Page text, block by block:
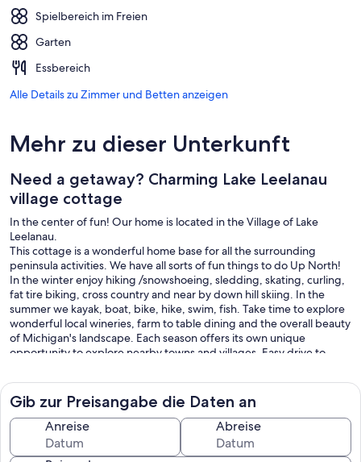
Spielbereich im Freien
Garten
Essbereich
Alle Details zu Zimmer und Betten anzeigen
Mehr zu dieser Unterkunft
Need a getaway? Charming Lake Leelanau
village cottage
In the center of fun! Our home is located in the Village of Lake
Leelanau.
This cottage is a wonderful home base for all the surrounding
peninsula activities. We have all sorts of fun things to do Up North!
In the winter enjoy hiking /snowshoeing, sledding, skating, curling,
fat tire biking, cross country and near by down hill skiing. In the
summer we kayak, boat, bike, hike, swim, fish. Take time to explore
wonderful local wineries, farm to table dining and the overall beauty
of Michigan's landscape. Each season offers its own unique
opportunity to explore nearby towns and villages. Easy drive to
minutes of the cottage. Our Lake Leelanau home is walkable to a
grocery, a mercantile store, several restaurants and wineries. More
shopping and things to see and do are a mere 10 minutes' drive to
either Suttons Bay or Leland and historic Fishtown. Local
destinations are endless and we love sharing where to go and what
to see if you're not sure.
Gib zur Preisangabe die Daten an
Anreise Abreise